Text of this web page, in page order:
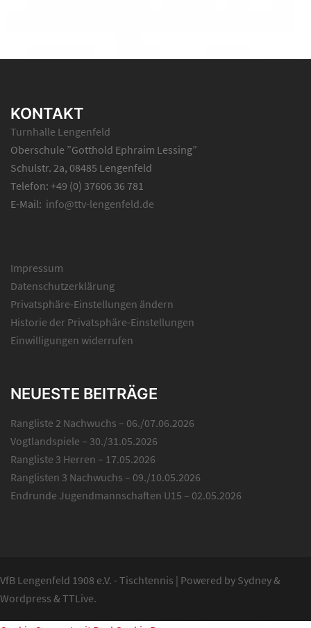
KONTAKT
Turnhalle Lengenfeld
Oberschule ”Gotthold Ephraim Lessing”
Schulstr. 2a, 08485 Lengenfeld
Telefon: +49 (0) 37606 36 781
E-Mail: info@ttv-lengenfeld.de
Impressum
Datenschutzerklärung
Privatsphäre-Einstellungen ändern
Historie der Privatsphäre-Einstellungen
Einwilligungen widerrufen
NEUESTE BEITRÄGE
Rangliste 2 Nachwuchs – 06./07.06.2026
Vogtlandspiele – 30./31.05.2026
Rangliste 3 Herren – 17.05.2026
Ranglisten 3 Nachwuchs – 09./10.05.2026
Endrunde Jugendmannschaften U15 – 02.05.2026
VfB Lengenfeld 1908 e.V. - Tischtennis | Powered by Sydney&
Wordpress & TTLive.